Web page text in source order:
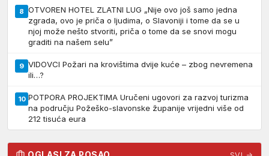
8 OTVOREN HOTEL ZLATNI LUG „Nije ovo još samo jedna
zgrada, ovo je priča o ljudima, o Slavoniji i tome da se u
njoj može nešto stvoriti, priča o tome da se snovi mogu
graditi na našem selu”
9 VIDOVCI Požari na krovištima dvije kuće – zbog nevremena
ili…?
10 POTPORA PROJEKTIMA Uručeni ugovori za razvoj turizma
na području Požeško-slavonske županije vrijedni više od
212 tisuća eura